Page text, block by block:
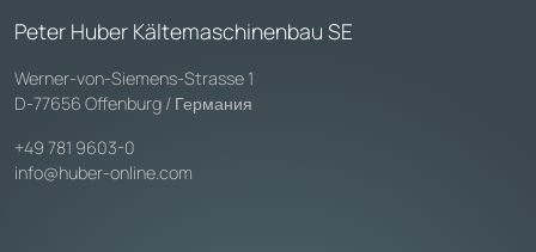
Peter Huber Kältemaschinenbau SE
Werner-von-Siemens-Strasse 1
D-77656 Offenburg / Германия
+49 781 9603-0
info@huber-online.com